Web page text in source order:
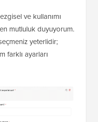
ve kullanımı
mutluluk duyuyorum.
yeterlidir;
farklı ayarları